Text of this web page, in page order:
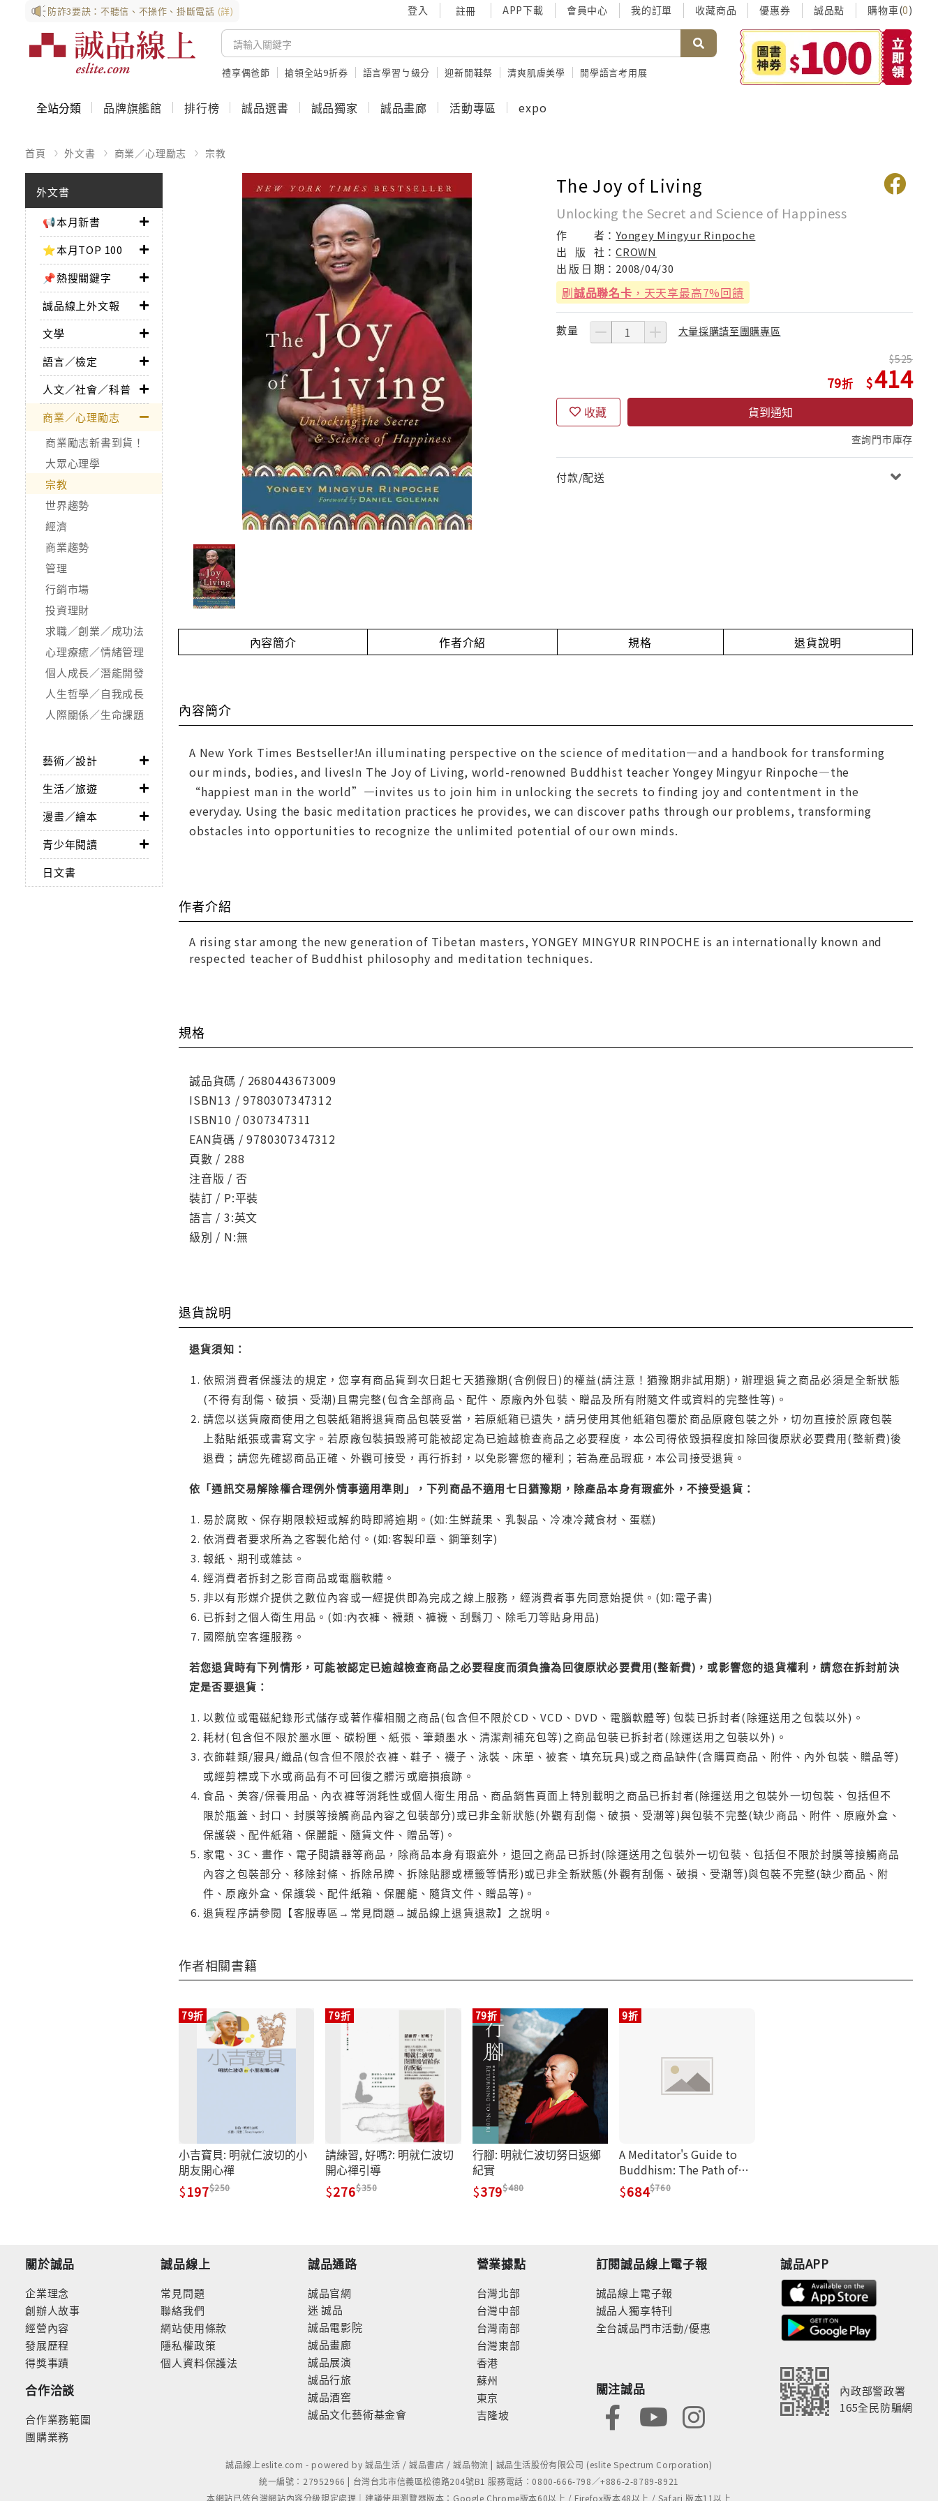
防詐3要訣：不聽信、不操作、掛斷電話 (詳) 登入 註冊 APP下載 會員中心 我的訂單 收藏商品 優惠券 誠品點 購物車(0)
禮享偶爸節 搶領全站9折券 語言學習ㄅ級分 迎新開鞋祭 清爽肌膚美學 開學語言考用展
全站分類 品牌旗艦館 排行榜 誠品選書 誠品獨家 誠品畫廊 活動專區 expo
首頁 外文書 商業／心理勵志 宗教
外文書
📢本月新書
⭐本月TOP 100
📌熱搜關鍵字
誠品線上外文報
文學
語言／檢定
人文／社會／科普
商業／心理勵志
商業勵志新書到貨！
大眾心理學
宗教
世界趨勢
經濟
商業趨勢
管理
行銷市場
投資理財
求職／創業／成功法
心理療癒／情緒管理
個人成長／潛能開發
人生哲學／自我成長
人際關係／生命課題
藝術／設計
生活／旅遊
漫畫／繪本
青少年閱讀
日文書
The Joy of Living
Unlocking the Secret and Science of Happiness
作 者：Yongey Mingyur Rinpoche
出
版 社：CROWN
出 版 日 期： 2008/04/30
刷誠品聯名卡 ，天天享最高7%回饋
數量 大量採購請至團購專區
79
525
414
收藏 貨到通知
查詢門市庫存
付款/配送
內容簡介 作者介紹 規格 退貨說明
內容簡介
A New York Times Bestseller!An illuminating perspective on the science of meditation—and a handbook for transforming
our minds, bodies, and livesIn The Joy of Living, world-renowned Buddhist teacher Yongey Mingyur Rinpoche—the
“happiest man in the world”—invites us to join him in unlocking the secrets to finding joy and contentment in the
everyday. Using the basic meditation practices he provides, we can discover paths through our problems, transforming
obstacles into opportunities to recognize the unlimited potential of our own minds.
作者介紹
A rising star among the new generation of Tibetan masters, YONGEY MINGYUR RINPOCHE is an internationally known and
respected teacher of Buddhist philosophy and meditation techniques.
規格
誠品貨碼 / 2680443673009
ISBN13 / 9780307347312
ISBN10 / 0307347311
EAN貨碼 / 9780307347312
頁數 / 288
注音版 / 否
裝訂 / P:平裝
語言 / 3:英文
級別 / N:無
退貨說明
退貨須知：
依照消費者保護法的規定，您享有商品貨到次日起七天猶豫期(含例假日)的權益(請注意！猶豫期非試用期)，辦理退貨之商品必須是全新狀態
(不得有刮傷、破損、受潮)且需完整(包含全部商品、配件、原廠內外包裝、贈品及所有附隨文件或資料的完整性等)。
請您以送貨廠商使用之包裝紙箱將退貨商品包裝妥當，若原紙箱已遺失，請另使用其他紙箱包覆於商品原廠包裝之外，切勿直接於原廠包裝
上黏貼紙張或書寫文字。若原廠包裝損毀將可能被認定為已逾越檢查商品之必要程度，本公司得依毀損程度扣除回復原狀必要費用(整新費)後
退費；請您先確認商品正確、外觀可接受，再行拆封，以免影響您的權利；若為產品瑕疵，本公司接受退貨。
依「通訊交易解除權合理例外情事適用準則」，下列商品不適用七日猶豫期，除產品本身有瑕疵外，不接受退貨：
易於腐敗、保存期限較短或解約時即將逾期。(如:生鮮蔬果、乳製品、冷凍冷藏食材、蛋糕)
依消費者要求所為之客製化給付。(如:客製印章、鋼筆刻字)
報紙、期刊或雜誌。
經消費者拆封之影音商品或電腦軟體。
非以有形媒介提供之數位內容或一經提供即為完成之線上服務，經消費者事先同意始提供。(如:電子書)
已拆封之個人衛生用品。(如:內衣褲、襪類、褲襪、刮鬍刀、除毛刀等貼身用品)
國際航空客運服務。
若您退貨時有下列情形，可能被認定已逾越檢查商品之必要程度而須負擔為回復原狀必要費用(整新費)，或影響您的退貨權利，請您在拆封前決
定是否要退貨：
以數位或電磁紀錄形式儲存或著作權相關之商品(包含但不限於CD、VCD、DVD、電腦軟體等) 包裝已拆封者(除運送用之包裝以外)。
耗材(包含但不限於墨水匣、碳粉匣、紙張、筆類墨水、清潔劑補充包等)之商品包裝已拆封者(除運送用之包裝以外)。
衣飾鞋類/寢具/織品(包含但不限於衣褲、鞋子、襪子、泳裝、床單、被套、填充玩具)或之商品缺件(含購買商品、附件、內外包裝、贈品等)
或經剪標或下水或商品有不可回復之髒污或磨損痕跡。
食品、美容/保養用品、內衣褲等消耗性或個人衛生用品、商品銷售頁面上特別載明之商品已拆封者(除運送用之包裝外一切包裝、包括但不
限於瓶蓋、封口、封膜等接觸商品內容之包裝部分)或已非全新狀態(外觀有刮傷、破損、受潮等)與包裝不完整(缺少商品、附件、原廠外盒、
保護袋、配件紙箱、保麗龍、隨貨文件、贈品等)。
家電、3C、畫作、電子閱讀器等商品，除商品本身有瑕疵外，退回之商品已拆封(除運送用之包裝外一切包裝、包括但不限於封膜等接觸商品
內容之包裝部分、移除封條、拆除吊牌、拆除貼膠或標籤等情形)或已非全新狀態(外觀有刮傷、破損、受潮等)與包裝不完整(缺少商品、附
件、原廠外盒、保護袋、配件紙箱、保麗龍、隨貨文件、贈品等)。
退貨程序請參閱【客服專區→常見問題→誠品線上退貨退款】之說明。
作者相關書籍
79折
小吉寶貝: 明就仁波切的小
朋友開心禪
197 250
79折
請練習, 好嗎?: 明就仁波切
開心禪引導
276 350
79折
行腳: 明就仁波切努日返鄉
紀實
379 480
9折
A Meditator's Guide to
Buddhism: The Path of
Awareness, Compassion,
and Wisdom
684 760
關於誠品
企業理念
創辦人故事
經營內容
發展歷程
得獎事蹟
合作洽談
合作業務範圍
團購業務
誠品線上
常見問題
聯絡我們
網站使用條款
隱私權政策
個人資料保護法
誠品通路
誠品官網
迷 誠品
誠品電影院
誠品畫廊
誠品展演
誠品行旅
誠品酒窖
誠品文化藝術基金會
營業據點
台灣北部
台灣中部
台灣南部
台灣東部
香港
蘇州
東京
吉隆坡
訂閱誠品線上電子報
誠品線上電子報
誠品人獨享特刊
全台誠品門市活動/優惠
關注誠品
誠品APP
內政部警政署
165全民防騙網
誠品線上eslite.com - powered by 誠品生活 / 誠品書店 / 誠品物流 | 誠品生活股份有限公司 (eslite Spectrum Corporation)
統一編號：27952966 | 台灣台北市信義區松德路204號B1 服務電話：0800-666-798／+886-2-8789-8921
本網站已依台灣網站內容分級規定處理｜建議使用瀏覽器版本：Google Chrome版本60以上 / Firefox版本48以上 / Safari 版本11以上